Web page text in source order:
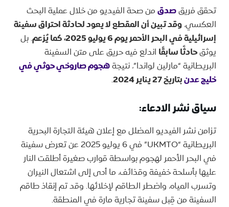
تحقق فريقصدقمن صحة الفيديو من خلال عملية البحث
العكسي،وقد تبين أن المقطع لا يعود لحادثة احتراق سفينة
إسرائيلية في البحر الأحمر يوم 6 يوليو 2025، كما يُزعم
. بل
يوثقحادثًا سابقًا اندلع فيه حريق على متن السفينة
البريطانية “مارلين لواندا”، نتيجةهجوم صاروخي حوثي في
خليج عدنبتاريخ 27 يناير 2024 .
سياق نشر الادعاء:
تزامن نشر الفيديو المضلل مع إعلان هيئة التجارة البحرية
البريطانية “UKMTO” في 6 يوليو 2025 عن تعرض سفينة
في البحر الأحمر لهجوم بواسطة قوارب صغيرة أطلقت النار
عليها بأسلحة خفيفة وقذائف، ما أدى إلى اشتعال النيران
وتسرب المياه، واضطر الطاقم لإخلائها. وقد تم إنقاذ طاقم
السفينة من قِبل سفينة تجارية مارة في المنطقة.